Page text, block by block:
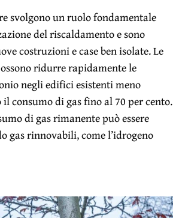
svolgono un ruolo fondamentale
del riscaldamento e sono
costruzioni e case ben isolate. Le
ridurre rapidamente le
negli edifici esistenti meno
consumo di gas fino al 70 per cento.
di gas rimanente può essere
gas rinnovabili, come l’idrogeno